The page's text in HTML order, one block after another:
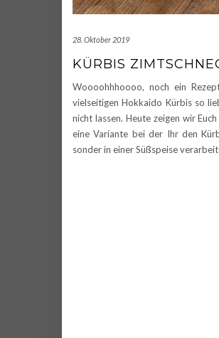
28. Oktober 2019
KÜRBIS
Woooohhhoooo, noch ein
vielseitigen Hokkaido Kürbis so
nicht lassen. Heute zeigen wir
eine Variante bei der Ihr den
sonder in einer Süßspeise